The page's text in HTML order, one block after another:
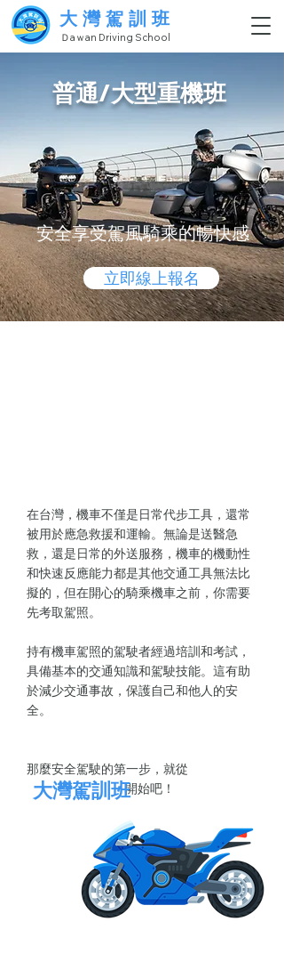
大灣駕訓班
Ｄaｗan Driving School
普通/大型重機班
安全享受駕風騎乘的暢快感
立即線上報名
在台灣，機車不僅是日常代步工具，還常
被用於應急救援和運輸。無論是送醫急
救，還是日常的外送服務，機車的機動性
和快速反應能力都是其他交通工具無法比
擬的，但在開心的騎乘機車之前，你需要
先考取駕照。
持有機車駕照的駕駛者經過培訓和考試，
具備基本的交通知識和駕駛技能。這有助
於減少交通事故，保護自己和他人的安
全。
那麼安全駕駛的第一步，就從
開始吧！
大灣駕訓班